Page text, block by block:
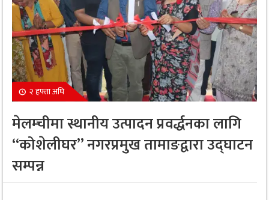
२ हफ्ता अघि
मेलम्चीमा स्थानीय उत्पादन प्रवर्द्धनका लागि
“कोशेलीघर” नगरप्रमुख तामाङद्वारा उद्घाटन
सम्पन्न